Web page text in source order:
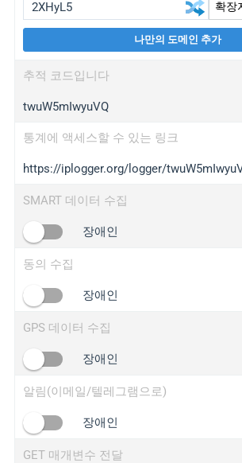
wl.gl
ed.tc
bc.ax
iplogger.com
maper.info
2no.co
yip.su
iplogger.info
iplogger.cn
나만의 도메인 추가
추적 코드입니다
twuW5mIwyuVQ
통계에 액세스할 수 있는 링크
https://iplogger.org/logger/
SMART 데이터 수집
장애인
동의 수집
장애인
GPS 데이터 수집
장애인
알림(이메일/텔레그램으로)
장애인
GET 매개변수 전달